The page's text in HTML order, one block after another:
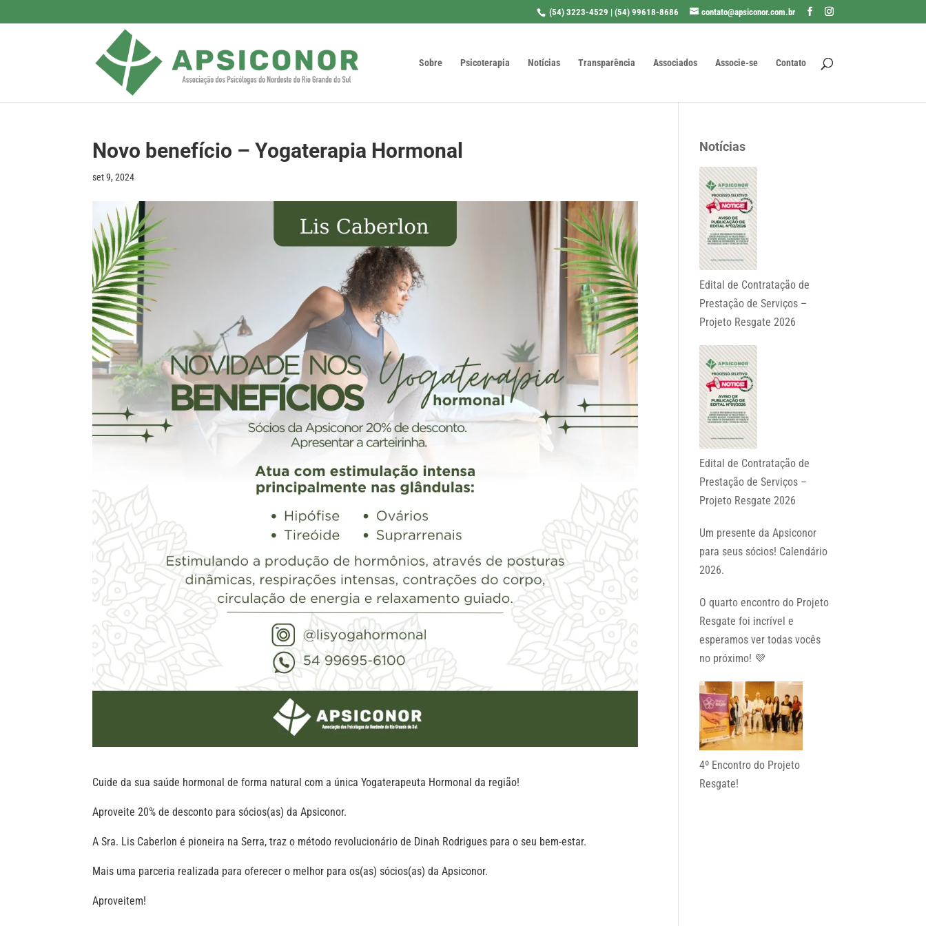
(54) 3223-4529 | (54) 99618-8686 contato@apsiconor.com.br
Sobre Psicoterapia Notícias Transparência Associados Associe-se Contato
Novo benefício – Yogaterapia Hormonal
set 9, 2024
Cuide da sua saúde hormonal de forma natural com a única Yogaterapeuta Hormonal da região!
Aproveite 20% de desconto para sócios(as) da Apsiconor.
A Sra. Lis Caberlon é pioneira na Serra, traz o método revolucionário de Dinah Rodrigues para o seu bem-estar.
Mais uma parceria realizada para oferecer o melhor para os(as) sócios(as) da Apsiconor.
Aproveitem!
Notícias
Edital de Contratação de
Prestação de Serviços –
Projeto Resgate 2026
Edital de Contratação de
Prestação de Serviços –
Projeto Resgate 2026
Um presente da Apsiconor
para seus sócios! Calendário
2026.
O quarto encontro do Projeto
Resgate foi incrível e
esperamos ver todas vocês
no próximo! 💜
4º Encontro do Projeto
Resgate!